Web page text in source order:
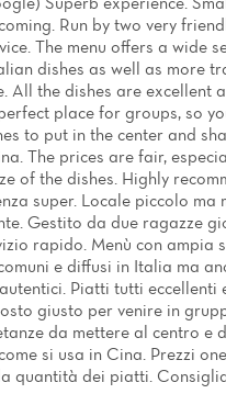
Run by two very
The menu offers a wide
dishes as well as more
All the dishes are excellent
place for groups, so
to put in the center and
The prices are fair,
of the dishes. Highly
super. Locale piccolo ma
Gestito da due ragazze
rapido. Menù con ampia
e diffusi in Italia ma
Piatti tutti eccellenti
giusto per venire in
da mettere al centro e
si usa in Cina. Prezzi
quantità dei piatti.